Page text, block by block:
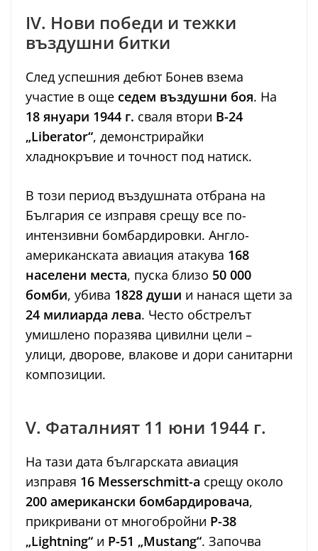
IV. Нови победи и тежки
въздушни битки
След успешния дебют Бонев взема
участие в още седем въздушни боя. На
18 януари 1944 г. сваля втори B-24
„Liberator“, демонстрирайки
хладнокръвие и точност под натиск.
В този период въздушната отбрана на
България се изправя срещу все по-
интензивни бомбардировки. Англо-
американската авиация атакува 168
населени места, пуска близо 50 000
бомби, убива 1828 души и нанася щети за
24 милиарда лева. Често обстрелът
умишлено поразява цивилни цели –
улици, дворове, влакове и дори санитарни
композиции.
V. Фаталният 11 юни 1944 г.
На тази дата българската авиация
изправя 16 Messerschmitt-а срещу около
200 американски бомбардировача,
прикривани от многобройни P-38
„Lightning“ и P-51 „Mustang“. Започва